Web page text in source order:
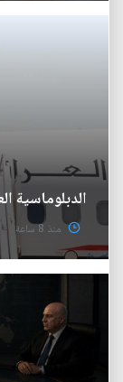
الدبلوماسية
منذ 8 ساعة